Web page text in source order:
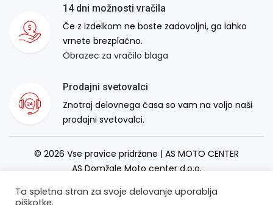
14 dni možnosti vračila
Če z izdelkom ne boste zadovoljni, ga lahko
vrnete brezplačno.
Obrazec za vračilo blaga
Prodajni svetovalci
Znotraj delovnega časa so vam na voljo naši
prodajni svetovalci.
© 2026 Vse pravice pridržane | AS MOTO CENTER
AS Domžale Moto center d.o.o.
Ta spletna stran za svoje delovanje uporablja
piškotke.